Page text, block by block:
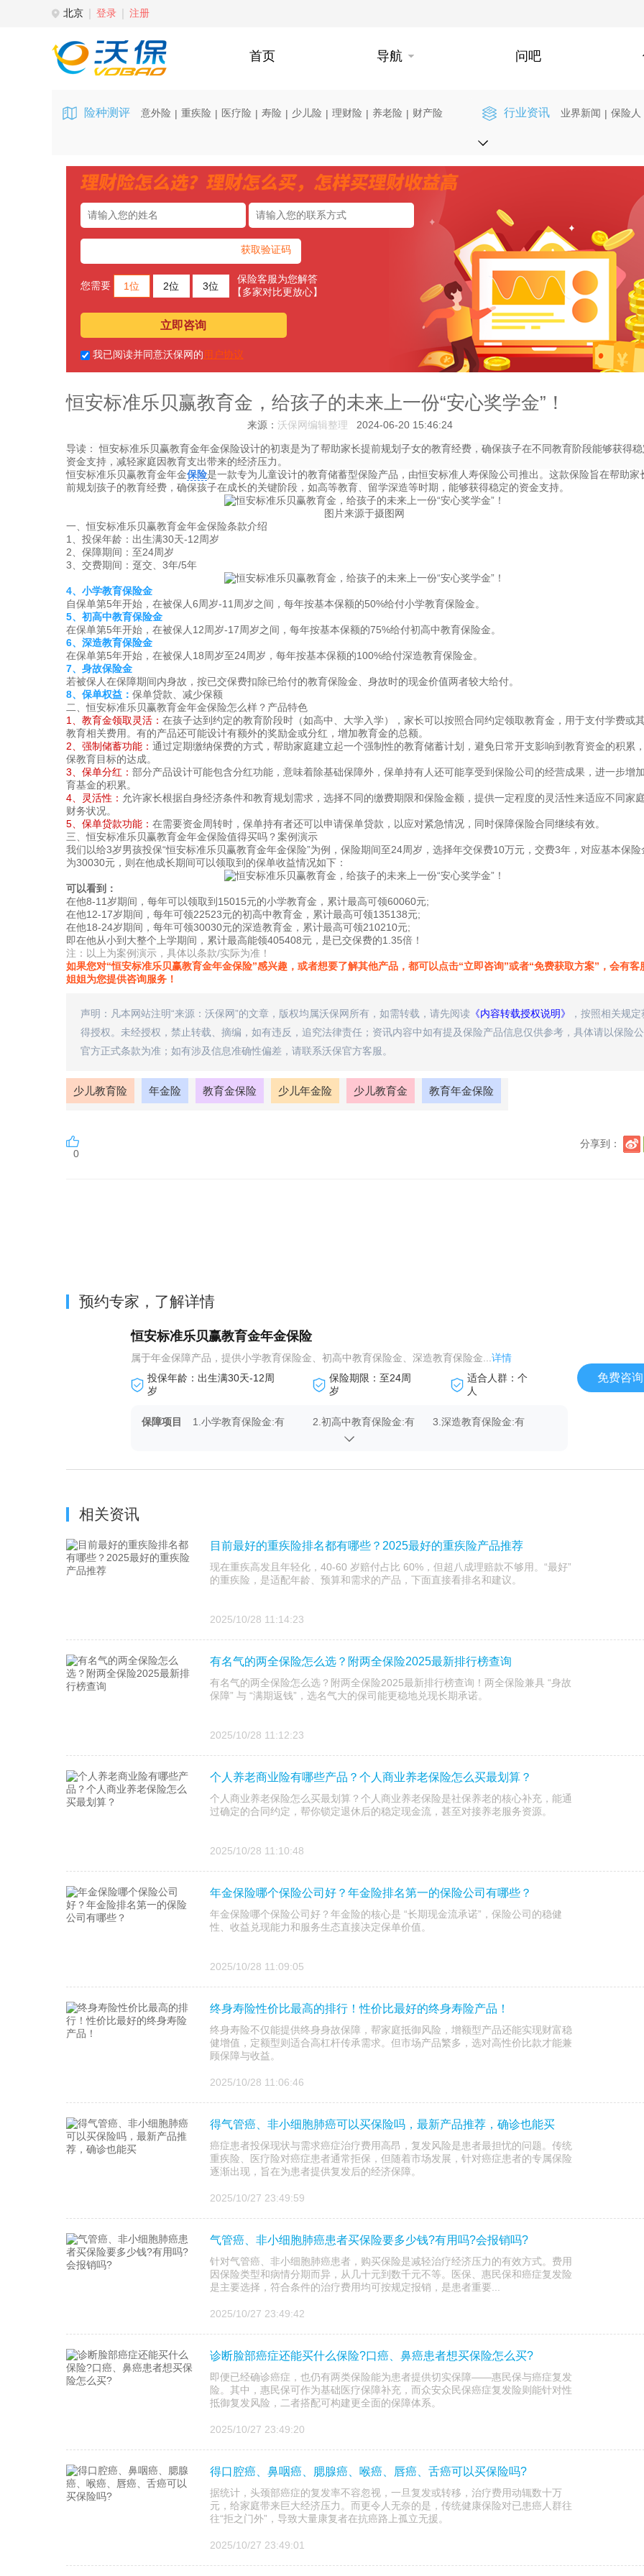
北京 登录 注册
首页 导航 问吧
险种测评 意外险 | 重疾险 | 医疗险 | 寿险 | 少儿险 | 理财险 | 养老险 | 财产险 行业资讯 业界新闻 | 保险人
获取验证码
您需要 1位 2位 3位
保险客服为您解答
【多家对比更放心】
立即咨询
我已阅读并同意沃保网的 用户协议
恒安标准乐贝赢教育金，给孩子的未来上一份“安心奖学金”！
来源： 沃保网编辑整理 2024-06-20 15:46:24
导读： 恒安标准乐贝赢教育金年金保险设计的初衷是为了帮助家长提前规划子女的教育经费，确保孩子在不同教育阶段能够获得稳
资金支持，减轻家庭因教育支出带来的经济压力。
恒安标准乐贝赢教育金年金保险是一款专为儿童设计的教育储蓄型保险产品，由恒安标准人寿保险公司推出。这款保险旨在帮助家
前规划孩子的教育经费，确保孩子在成长的关键阶段，如高等教育、留学深造等时期，能够获得稳定的资金支持。
图片来源于摄图网
一、恒安标准乐贝赢教育金年金保险条款介绍
1、投保年龄：出生满30天-12周岁
2、保障期间：至24周岁
3、交费期间：趸交、3年/5年
4、小学教育保险金
自保单第5年开始，在被保人6周岁-11周岁之间，每年按基本保额的50%给付小学教育保险金。
5、初高中教育保险金
在保单第5年开始，在被保人12周岁-17周岁之间，每年按基本保额的75%给付初高中教育保险金。
6、深造教育保险金
在保单第5年开始，在被保人18周岁至24周岁，每年按基本保额的100%给付深造教育保险金。
7、身故保险金
若被保人在保障期间内身故，按已交保费扣除已给付的教育保险金、身故时的现金价值两者较大给付。
8、保单权益： 保单贷款、减少保额
二、恒安标准乐贝赢教育金年金保险怎么样？产品特色
1、教育金领取灵活： 在孩子达到约定的教育阶段时（如高中、大学入学），家长可以按照合同约定领取教育金，用于支付学费或
教育相关费用。有的产品还可能设计有额外的奖励金或分红，增加教育金的总额。
2、强制储蓄功能： 通过定期缴纳保费的方式，帮助家庭建立起一个强制性的教育储蓄计划，避免日常开支影响到教育资金的积累
保教育目标的达成。
3、保单分红： 部分产品设计可能包含分红功能，意味着除基础保障外，保单持有人还可能享受到保险公司的经营成果，进一步增
育基金的积累。
4、灵活性： 允许家长根据自身经济条件和教育规划需求，选择不同的缴费期限和保险金额，提供一定程度的灵活性来适应不同家
财务状况。
5、保单贷款功能： 在需要资金周转时，保单持有者还可以申请保单贷款，以应对紧急情况，同时保障保险合同继续有效。
三、恒安标准乐贝赢教育金年金保险值得买吗？案例演示
我们以给3岁男孩投保“恒安标准乐贝赢教育金年金保险”为例，保险期间至24周岁，选择年交保费10万元，交费3年，对应基本保险
为30030元，则在他成长期间可以领取到的保单收益情况如下：
可以看到：
在他8-11岁期间，每年可以领取到15015元的小学教育金，累计最高可领60060元;
在他12-17岁期间，每年可领22523元的初高中教育金，累计最高可领135138元;
在他18-24岁期间，每年可领30030元的深造教育金，累计最高可领210210元;
即在他从小到大整个上学期间，累计最高能领405408元，是已交保费的1.35倍！
注：以上为案例演示，具体以条款/实际为准！
如果您对“恒安标准乐贝赢教育金年金保险”感兴趣，或者想要了解其他产品，都可以点击“立即咨询”或者“免费获取方案”，会有客
姐姐为您提供咨询服务！
声明：凡本网站注明“来源：沃保网”的文章，版权均属沃保网所有，如需转载，请先阅读《内容转载授权说明》
，按照相关规定
得授权。未经授权，禁止转载、摘编，如有违反，追究法律责任；资讯内容中如有提及保险产品信息仅供参考，具体请以保险公
官方正式条款为准；如有涉及信息准确性偏差，请联系沃保官方客服。
少儿教育险 年金险 教育金保险 少儿年金险 少儿教育金 教育年金保险
0
分享到：
预约专家，了解详情
恒安标准乐贝赢教育金年金保险
属于年金保障产品，提供小学教育保险金、初高中教育保险金、深造教育保险金... 详情
投保年龄：出生满30天-12周
岁
保险期限：至24周
岁
适合人群：个
人
保障项目 1.小学教育保险金:有 2.初高中教育保险金:有
3.深造教育保险金:有
免费咨询
相关资讯
目前最好的重疾险排名都有哪些？2025最好的重疾险产品推荐
现在重疾高发且年轻化，40-60 岁赔付占比 60%，但超八成理赔款不够用。“最好”
的重疾险，是适配年龄、预算和需求的产品，下面直接看排名和建议。
2025/10/28 11:14:23
有名气的两全保险怎么选？附两全保险2025最新排行榜查询
有名气的两全保险怎么选？附两全保险2025最新排行榜查询！两全保险兼具 “身故
保障” 与 “满期返钱”，选名气大的保司能更稳地兑现长期承诺。
2025/10/28 11:12:23
个人养老商业险有哪些产品？个人商业养老保险怎么买最划算？
个人商业养老保险怎么买最划算？个人商业养老保险是社保养老的核心补充，能通
过确定的合同约定，帮你锁定退休后的稳定现金流，甚至对接养老服务资源。
2025/10/28 11:10:48
年金保险哪个保险公司好？年金险排名第一的保险公司有哪些？
年金保险哪个保险公司好？年金险的核心是 “长期现金流承诺”，保险公司的稳健
性、收益兑现能力和服务生态直接决定保单价值。
2025/10/28 11:09:05
终身寿险性价比最高的排行！性价比最好的终身寿险产品！
终身寿险不仅能提供终身身故保障，帮家庭抵御风险，增额型产品还能实现财富稳
健增值，定额型则适合高杠杆传承需求。但市场产品繁多，选对高性价比款才能兼
顾保障与收益。
2025/10/28 11:06:46
得气管癌、非小细胞肺癌可以买保险吗，最新产品推荐，确诊也能买
癌症患者投保现状与需求癌症治疗费用高昂，复发风险是患者最担忧的问题。传统
重疾险、医疗险对癌症患者通常拒保，但随着市场发展，针对癌症患者的专属保险
逐渐出现，旨在为患者提供复发后的经济保障。
2025/10/27 23:49:59
气管癌、非小细胞肺癌患者买保险要多少钱?有用吗?会报销吗?
针对气管癌、非小细胞肺癌患者，购买保险是减轻治疗经济压力的有效方式。费用
因保险类型和病情分期而异，从几十元到数千元不等。医保、惠民保和癌症复发险
是主要选择，符合条件的治疗费用均可按规定报销，是患者重要...
2025/10/27 23:49:42
诊断脸部癌症还能买什么保险?口癌、鼻癌患者想买保险怎么买?
即便已经确诊癌症，也仍有两类保险能为患者提供切实保障——惠民保与癌症复发
险。其中，惠民保可作为基础医疗保障补充，而众安众民保癌症复发险则能针对性
抵御复发风险，二者搭配可构建更全面的保障体系。
2025/10/27 23:49:20
得口腔癌、鼻咽癌、腮腺癌、喉癌、唇癌、舌癌可以买保险吗?
据统计，头颈部癌症的复发率不容忽视，一旦复发或转移，治疗费用动辄数十万
元，给家庭带来巨大经济压力。而更令人无奈的是，传统健康保险对已患癌人群往
往“拒之门外”，导致大量康复者在抗癌路上孤立无援。
2025/10/27 23:49:01